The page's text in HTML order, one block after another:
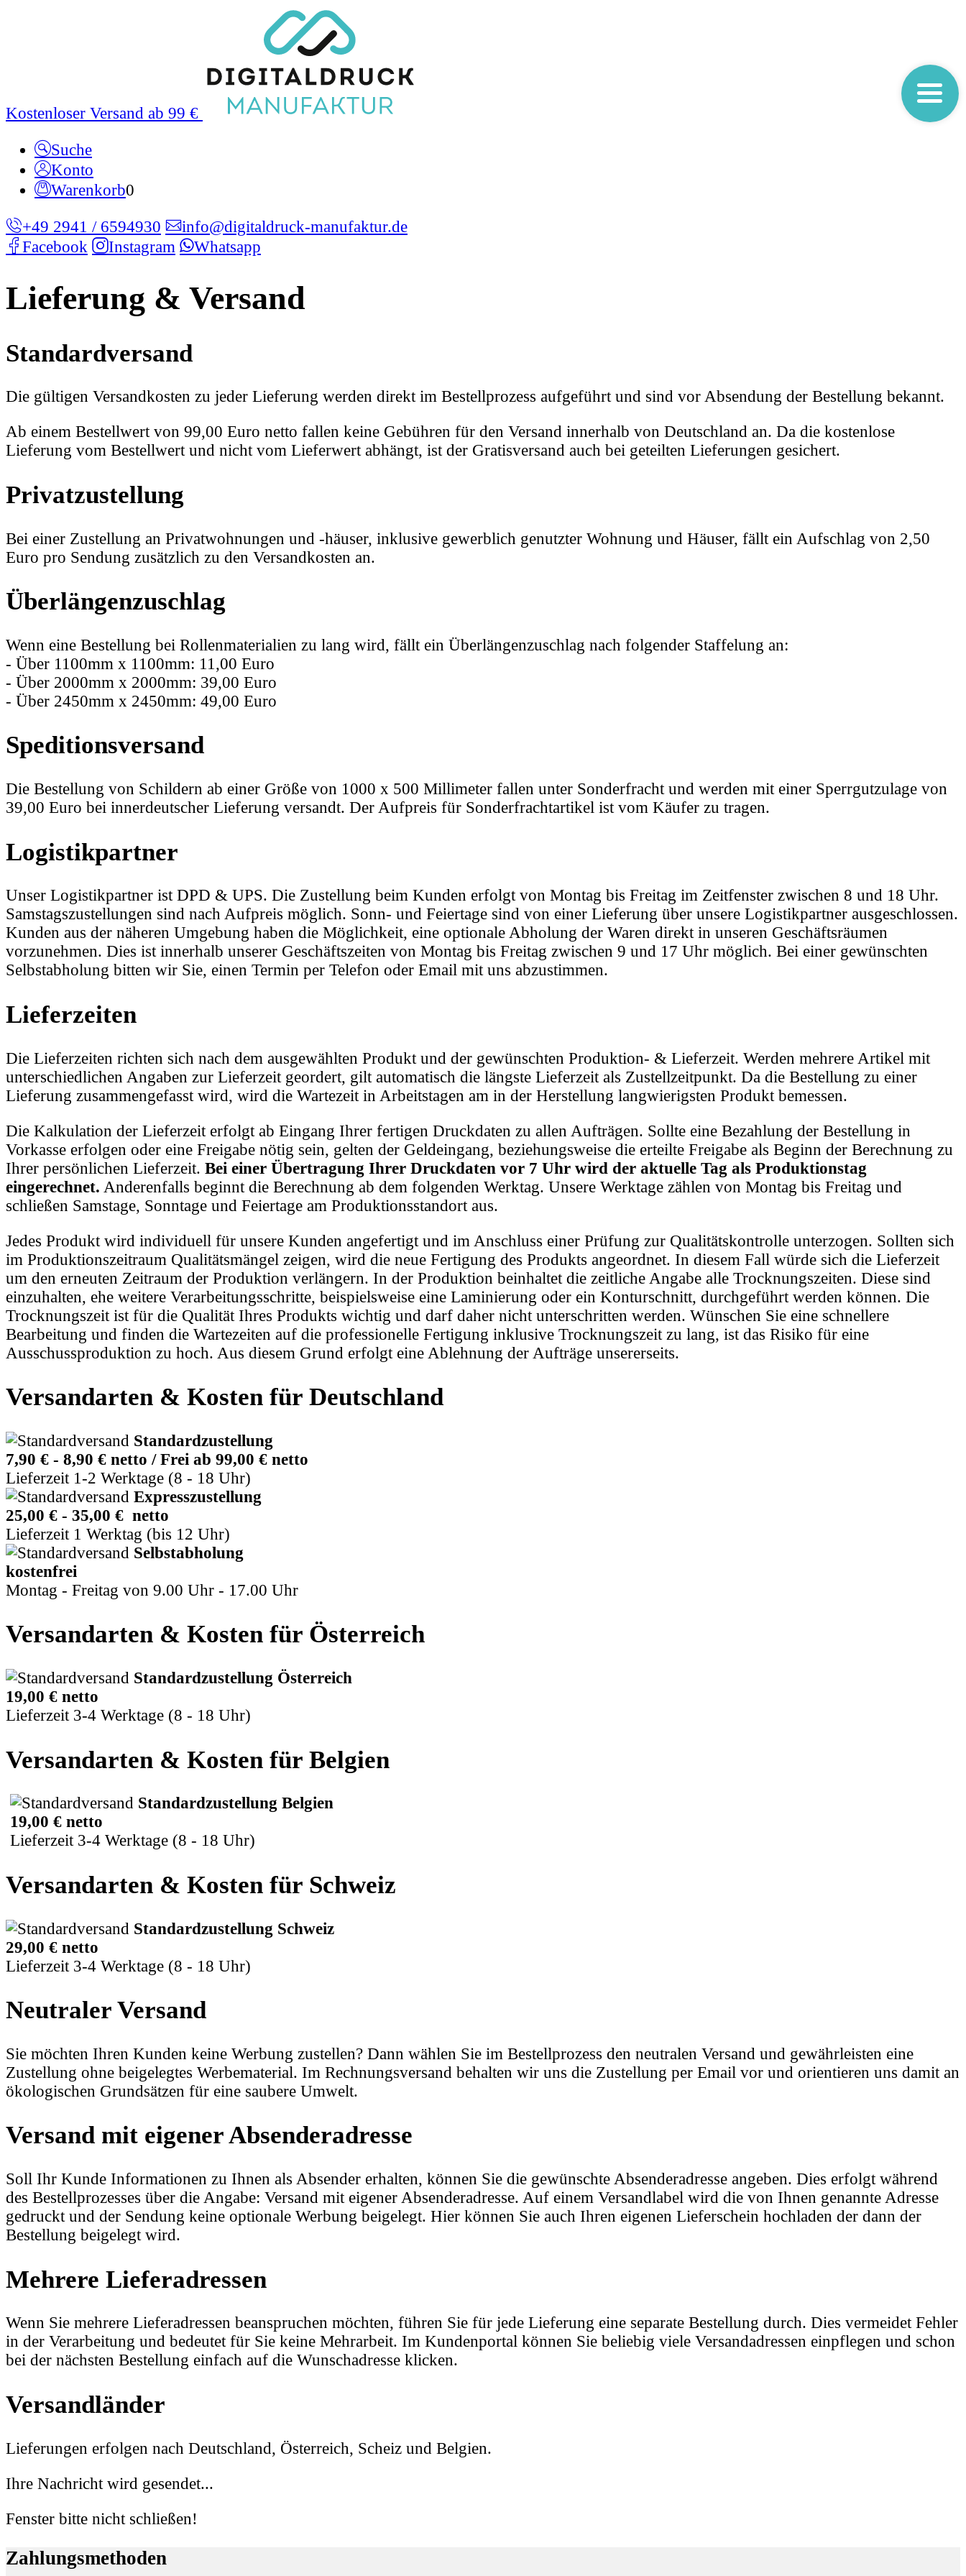
Kostenloser Versand ab 99 €
Suche
Konto
Warenkorb0
+49 2941 / 6594930
info@digitaldruck-manufaktur.de
Facebook
Instagram Whatsapp
Lieferung & Versand
Standardversand
Die gültigen Versandkosten zu jeder Lieferung werden direkt im Bestellprozess aufgeführt und sind vor Absendung der Bestellung bekannt.
Ab einem Bestellwert von 99,00 Euro netto fallen keine Gebühren für den Versand innerhalb von Deutschland an. Da die kostenlose
Lieferung vom Bestellwert und nicht vom Lieferwert abhängt, ist der Gratisversand auch bei geteilten Lieferungen gesichert.
Privatzustellung
Bei einer Zustellung an Privatwohnungen und -häuser, inklusive gewerblich genutzter Wohnung und Häuser, fällt ein Aufschlag von 2,50
Euro pro Sendung zusätzlich zu den Versandkosten an.
Überlängenzuschlag
Wenn eine Bestellung bei Rollenmaterialien zu lang wird, fällt ein Überlängenzuschlag nach folgender Staffelung an:
- Über 1100mm x 1100mm: 11,00 Euro
- Über 2000mm x 2000mm: 39,00 Euro
- Über 2450mm x 2450mm: 49,00 Euro
Speditionsversand
Die Bestellung von Schildern ab einer Größe von 1000 x 500 Millimeter fallen unter Sonderfracht und werden mit einer Sperrgutzulage von
39,00 Euro bei innerdeutscher Lieferung versandt. Der Aufpreis für Sonderfrachtartikel ist vom Käufer zu tragen.
Logistikpartner
Unser Logistikpartner ist DPD & UPS. Die Zustellung beim Kunden erfolgt von Montag bis Freitag im Zeitfenster zwischen 8 und 18 Uhr.
Samstagszustellungen sind nach Aufpreis möglich. Sonn- und Feiertage sind von einer Lieferung über unsere Logistikpartner ausgeschlossen.
Kunden aus der näheren Umgebung haben die Möglichkeit, eine optionale Abholung der Waren direkt in unseren Geschäftsräumen
vorzunehmen. Dies ist innerhalb unserer Geschäftszeiten von Montag bis Freitag zwischen 9 und 17 Uhr möglich. Bei einer gewünschten
Selbstabholung bitten wir Sie, einen Termin per Telefon oder Email mit uns abzustimmen.
Lieferzeiten
Die Lieferzeiten richten sich nach dem ausgewählten Produkt und der gewünschten Produktion- & Lieferzeit. Werden mehrere Artikel mit
unterschiedlichen Angaben zur Lieferzeit geordert, gilt automatisch die längste Lieferzeit als Zustellzeitpunkt. Da die Bestellung zu einer
Lieferung zusammengefasst wird, wird die Wartezeit in Arbeitstagen am in der Herstellung langwierigsten Produkt bemessen.
Die Kalkulation der Lieferzeit erfolgt ab Eingang Ihrer fertigen Druckdaten zu allen Aufträgen. Sollte eine Bezahlung der Bestellung in
Vorkasse erfolgen oder eine Freigabe nötig sein, gelten der Geldeingang, beziehungsweise die erteilte Freigabe als Beginn der Berechnung zu
Ihrer persönlichen Lieferzeit. Bei einer Übertragung Ihrer Druckdaten vor 7 Uhr wird der aktuelle Tag als Produktionstag
eingerechnet. Anderenfalls beginnt die Berechnung ab dem folgenden Werktag. Unsere Werktage zählen von Montag bis Freitag und
schließen Samstage, Sonntage und Feiertage am Produktionsstandort aus.
Jedes Produkt wird individuell für unsere Kunden angefertigt und im Anschluss einer Prüfung zur Qualitätskontrolle unterzogen. Sollten sich
im Produktionszeitraum Qualitätsmängel zeigen, wird die neue Fertigung des Produkts angeordnet. In diesem Fall würde sich die Lieferzeit
um den erneuten Zeitraum der Produktion verlängern. In der Produktion beinhaltet die zeitliche Angabe alle Trocknungszeiten. Diese sind
einzuhalten, ehe weitere Verarbeitungsschritte, beispielsweise eine Laminierung oder ein Konturschnitt, durchgeführt werden können. Die
Trocknungszeit ist für die Qualität Ihres Produkts wichtig und darf daher nicht unterschritten werden. Wünschen Sie eine schnellere
Bearbeitung und finden die Wartezeiten auf die professionelle Fertigung inklusive Trocknungszeit zu lang, ist das Risiko für eine
Ausschussproduktion zu hoch. Aus diesem Grund erfolgt eine Ablehnung der Aufträge unsererseits.
Versandarten & Kosten für Deutschland
Standardzustellung
7,90 € - 8,90 € netto / Frei ab 99,00 € netto
Lieferzeit 1-2 Werktage (8 - 18 Uhr)
Expresszustellung
25,00 € - 35,00 € netto
Lieferzeit 1 Werktag (bis 12 Uhr)
Selbstabholung
kostenfrei
Montag - Freitag von 9.00 Uhr - 17.00 Uhr
Versandarten & Kosten für Österreich
Standardzustellung Österreich
19,00 € netto
Lieferzeit 3-4 Werktage (8 - 18 Uhr)
Versandarten & Kosten für Belgien
Standardzustellung Belgien
19,00 € netto
Lieferzeit 3-4 Werktage (8 - 18 Uhr)
Versandarten & Kosten für Schweiz
Standardzustellung Schweiz
29,00 € netto
Lieferzeit 3-4 Werktage (8 - 18 Uhr)
Neutraler Versand
Sie möchten Ihren Kunden keine Werbung zustellen? Dann wählen Sie im Bestellprozess den neutralen Versand und gewährleisten eine
Zustellung ohne beigelegtes Werbematerial. Im Rechnungsversand behalten wir uns die Zustellung per Email vor und orientieren uns damit an
ökologischen Grundsätzen für eine saubere Umwelt.
Versand mit eigener Absenderadresse
Soll Ihr Kunde Informationen zu Ihnen als Absender erhalten, können Sie die gewünschte Absenderadresse angeben. Dies erfolgt während
des Bestellprozesses über die Angabe: Versand mit eigener Absenderadresse. Auf einem Versandlabel wird die von Ihnen genannte Adresse
gedruckt und der Sendung keine optionale Werbung beigelegt. Hier können Sie auch Ihren eigenen Lieferschein hochladen der dann der
Bestellung beigelegt wird.
Mehrere Lieferadressen
Wenn Sie mehrere Lieferadressen beanspruchen möchten, führen Sie für jede Lieferung eine separate Bestellung durch. Dies vermeidet Fehler
in der Verarbeitung und bedeutet für Sie keine Mehrarbeit. Im Kundenportal können Sie beliebig viele Versandadressen einpflegen und schon
bei der nächsten Bestellung einfach auf die Wunschadresse klicken.
Versandländer
Lieferungen erfolgen nach Deutschland, Österreich, Scheiz und Belgien.
Ihre Nachricht wird gesendet...
Fenster bitte nicht schließen!
Zahlungsmethoden